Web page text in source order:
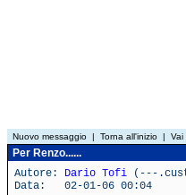
Nuovo messaggio | Torna all'inizio | Vai
Per Renzo......
Autore: Dario Tofi (---
Data: 02-01-06 00:04